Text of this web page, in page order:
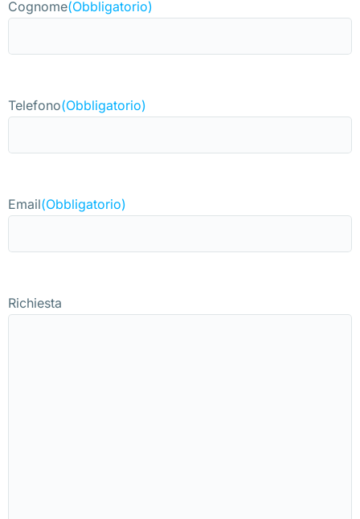
Cognome(Obbligatorio)
Telefono(Obbligatorio)
Email(Obbligatorio)
Richiesta